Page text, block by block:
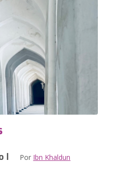
I Por Ibn Khaldun